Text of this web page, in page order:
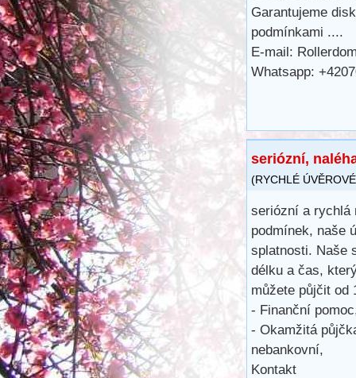
Garantujeme
podmínkami ....
E-mail:
Whatsapp:
seriózní,
(RYCHLÉ
seriózní a rychlá
podmínek, naše
splatnosti. Naše
délku a čas,
můžete půjčit od
- Finanční
- Okamžitá
nebankovní,
Kontakt